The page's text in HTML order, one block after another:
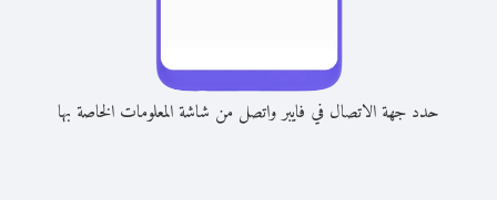
حدد جهة الاتصال في فايبر واتصل من شاشة المعلومات الخاصة بها